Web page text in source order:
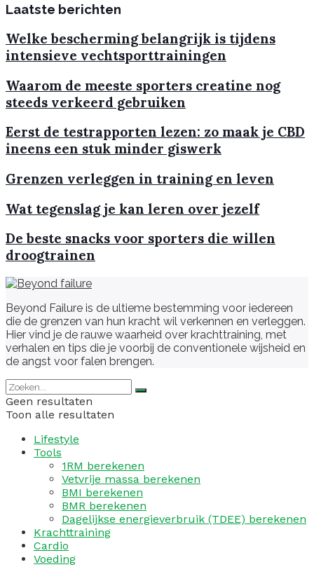
Laatste berichten
Welke bescherming belangrijk is tijdens
intensieve vechtsporttrainingen
Waarom de meeste sporters creatine nog
steeds verkeerd gebruiken
Eerst de testrapporten lezen: zo maak je CBD
ineens een stuk minder giswerk
Grenzen verleggen in training en leven
Wat tegenslag je kan leren over jezelf
De beste snacks voor sporters die willen
droogtrainen
Beyond Failure is de ultieme bestemming voor iedereen
die de grenzen van hun kracht wil verkennen en verleggen.
Hier vind je de rauwe waarheid over krachttraining, met
verhalen en tips die je voorbij de conventionele wijsheid en
de angst voor falen brengen.
Geen resultaten
Toon alle resultaten
Lifestyle
Tools
1RM berekenen
Vetvrije massa berekenen
BMI berekenen
BMR berekenen
Dagelijkse energieverbruik (TDEE) berekenen
Krachttraining
Cardio
Voeding